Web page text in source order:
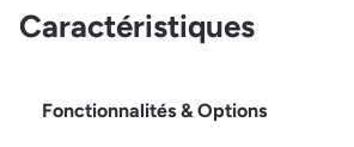
Caractéristiques
Fonctionnalités & Options